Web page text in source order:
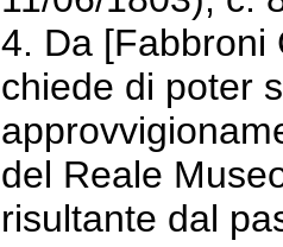
4. Da [Fabbroni
chiede di poter
del Reale
risultante dal